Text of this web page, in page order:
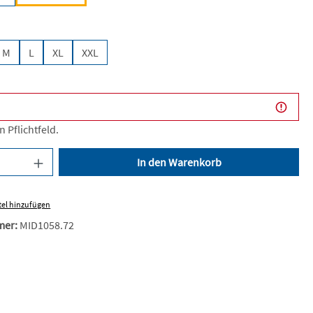
M L XL XXL
Pflichtfeld.
Gib den gewünschten Wert ein
In den Warenkorb
hinzufügen
MID1058.72